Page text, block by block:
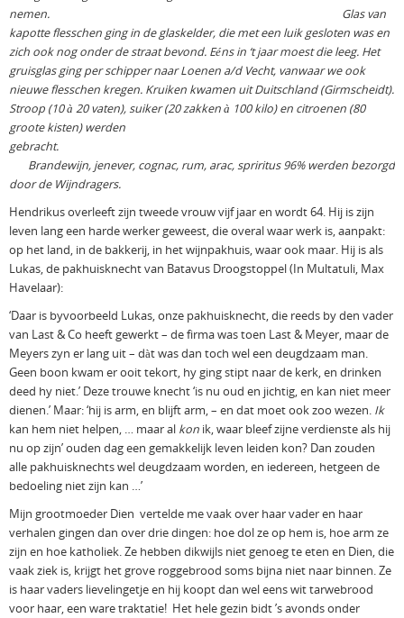
nemen. Glas van
kapotte flesschen ging in de glaskelder, die met een luik gesloten was en
zich ook nog onder de straat bevond. Eéns in ‘t jaar moest die leeg. Het
gruisglas ging per schipper naar Loenen a/d Vecht, vanwaar we ook
nieuwe flesschen kregen. Kruiken kwamen uit Duitschland (Girmscheidt).
Stroop (10 à 20 vaten), suiker (20 zakken à 100 kilo) en citroenen (80
groote kisten) werden
gebracht.
Brandewijn, jenever, cognac, rum, arac, spriritus 96% werden bezorgd
door de Wijndragers.
Hendrikus overleeft zijn tweede vrouw vijf jaar en wordt 64. Hij is zijn
leven lang een harde werker geweest, die overal waar werk is, aanpakt:
op het land, in de bakkerij, in het wijnpakhuis, waar ook maar. Hij is als
Lukas, de pakhuisknecht van Batavus Droogstoppel (In Multatuli, Max
Havelaar):
‘Daar is byvoorbeeld Lukas, onze pakhuisknecht, die reeds by den vader
van Last & Co heeft gewerkt – de firma was toen Last & Meyer, maar de
Meyers zyn er lang uit – dàt was dan toch wel een deugdzaam man.
Geen boon kwam er ooit tekort, hy ging stipt naar de kerk, en drinken
deed hy niet.’ Deze trouwe knecht ‘is nu oud en jichtig, en kan niet meer
dienen.’ Maar: ‘hij is arm, en blijft arm, – en dat moet ook zoo wezen. Ik
kan hem niet helpen, … maar al kon ik, waar bleef zijne verdienste als hij
nu op zijn’ ouden dag een gemakkelijk leven leiden kon? Dan zouden
alle pakhuisknechts wel deugdzaam worden, en iedereen, hetgeen de
bedoeling niet zijn kan …’
Mijn grootmoeder Dien vertelde me vaak over haar vader en haar
verhalen gingen dan over drie dingen: hoe dol ze op hem is, hoe arm ze
zijn en hoe katholiek. Ze hebben dikwijls niet genoeg te eten en Dien, die
vaak ziek is, krijgt het grove roggebrood soms bijna niet naar binnen. Ze
is haar vaders lievelingetje en hij koopt dan wel eens wit tarwebrood
voor haar, een ware traktatie! Het hele gezin bidt ’s avonds onder